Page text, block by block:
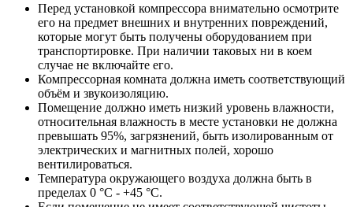
Перед установкой компрессора внимательно осмотрите
его на предмет внешних и внутренних повреждений,
которые могут быть получены оборудованием при
транспортировке. При наличии таковых ни в коем
случае не включайте его.
Компрессорная комната должна иметь соответствующий
объём и звукоизоляцию.
Помещение должно иметь низкий уровень влажности,
относительная влажность в месте установки не должна
превышать 95%, загрязнений, быть изолированным от
электрических и магнитных полей, хорошо
вентилироваться.
Температура окружающего воздуха должна быть в
пределах 0 °С - +45 °С.